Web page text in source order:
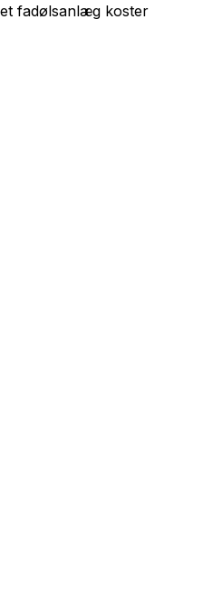
fadølsanlæg koster